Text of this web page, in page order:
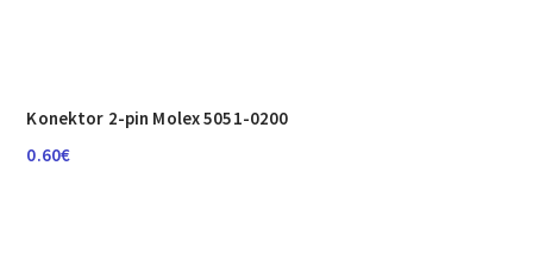
Konektor 2-pin Molex 5051-0200
0.60€